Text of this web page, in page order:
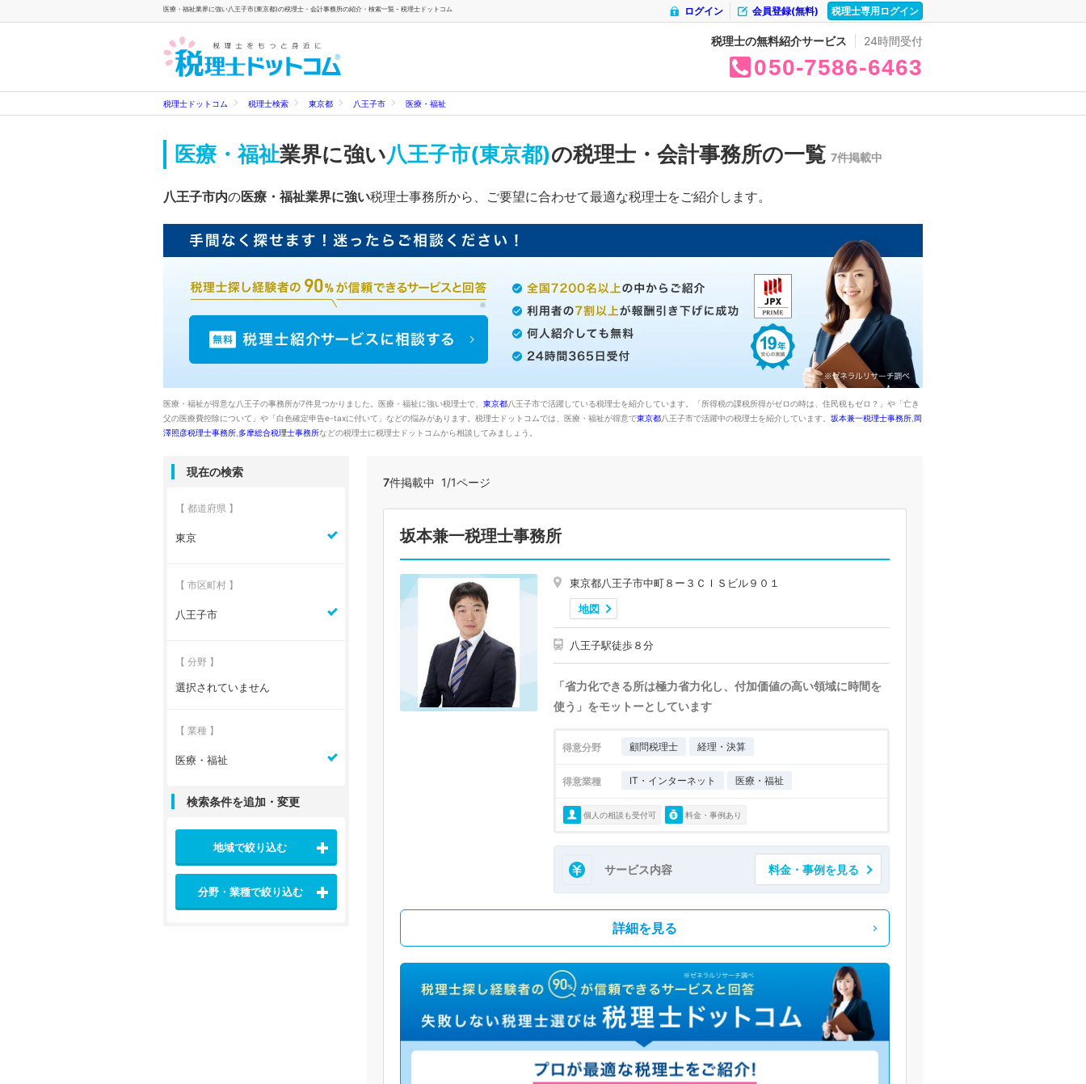
医療・福祉業界に強い八王子市(東京都)の税理士・会計事務所の紹介・検索一覧 - 税理士ドットコム 税理士専用ログイン
会員登録(無料)
ログイン
税理士の無料紹介サービス 24時間受付
050 7586 6463
税理士ドットコム 税理士検索 東京都 八王子市 医療・福祉
医療・福祉業界に強い八王子市(東京都)の税理士・会計事務所の一覧 7件掲載中
八王子市内の医療・福祉業界に強い税理士事務所から、ご要望に合わせて最適な税理士をご紹介します。
医療・福祉が得意な八王子の事務所が7件見つかりました。医療・福祉に強い税理士で、 東京都八王子市で活躍している税理士を紹介しています。「所得税の課税所得がゼロの時は、住民税もゼロ？」や「亡き
父の医療費控除について」や「白色確定申告e-taxに付いて」などの悩みがあります。税理士ドットコムでは、医療・福祉が得意で東京都八王子市で活躍中の税理士を紹介しています。 坂本兼一税理士事務所 岡
澤照彦税理士事務所 多摩総合税理士事務所などの税理士に税理士ドットコムから相談してみましょう。
7件掲載中 1/1ページ
坂本兼一税理士事務所
東京都八王子市中町８ー３ＣＩＳビル９０１
地図
八王子駅徒歩８分
「省力化できる所は極力省力化し、付加価値の高い領域に時間を
使う」をモットーとしています
得意分野 顧問税理士 経理・決算
得意業種 IT・インターネット 医療・福祉
個人の相談も受付可 料金・事例あり
サービス内容 料金・事例を見る
詳細を見る
現在の検索
【 都道府県 】
東京
【 市区町村 】
八王子市
【 分野 】
選択されていません
【 業種 】
医療・福祉
検索条件を追加・変更
地域で絞り込む
分野・業種で絞り込む